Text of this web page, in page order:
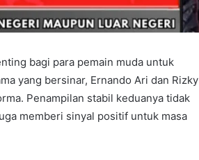
bagi para pemain muda untuk
yang bersinar, Ernando Ari dan Rizky
Penampilan stabil keduanya tidak
memberi sinyal positif untuk masa